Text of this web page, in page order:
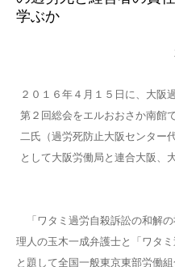
学ぶか
２０１６年４月１５日に、大阪
第２回総会をエルおおさか南館
二氏（過労死防止大阪センター
として大阪労働局と連合大阪、
「ワタミ過労自殺訴訟の和解
理人の玉木一成弁護士と「ワタ
と題して全国一般東京東部労働